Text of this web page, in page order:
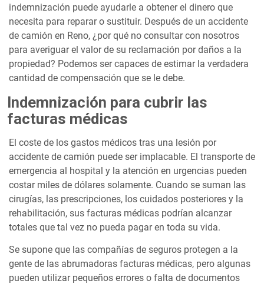
indemnización puede ayudarle a obtener el dinero que
necesita para reparar o sustituir. Después de un accidente
de camión en Reno, ¿por qué no consultar con nosotros
para averiguar el valor de su reclamación por daños a la
propiedad? Podemos ser capaces de estimar la verdadera
cantidad de compensación que se le debe.
Indemnización para cubrir las
facturas médicas
El coste de los gastos médicos tras una lesión por
accidente de camión puede ser implacable. El transporte de
emergencia al hospital y la atención en urgencias pueden
costar miles de dólares solamente. Cuando se suman las
cirugías, las prescripciones, los cuidados posteriores y la
rehabilitación, sus facturas médicas podrían alcanzar
totales que tal vez no pueda pagar en toda su vida.
Se supone que las compañías de seguros protegen a la
gente de las abrumadoras facturas médicas, pero algunas
pueden utilizar pequeños errores o falta de documentos